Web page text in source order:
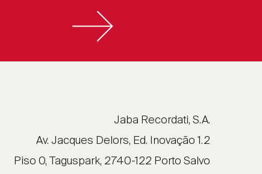
Jaba Recordati, S.A.
Av. Jacques Delors, Ed. Inovação 1.2
Piso 0, Taguspark, 2740-122 Porto Salvo